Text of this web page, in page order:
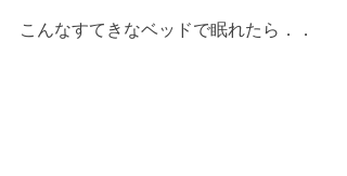
こんなすてきなベッドで眠れたら．．